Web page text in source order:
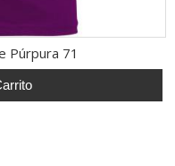
Púrpura 71